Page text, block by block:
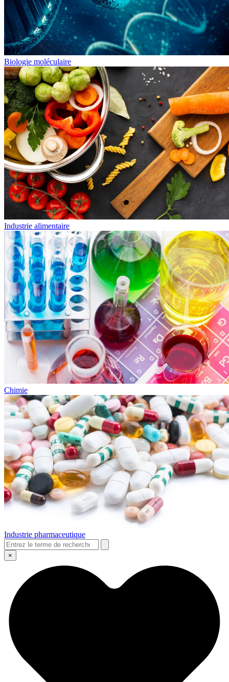
Biologie moléculaire
Industrie alimentaire
Chimie
Industrie pharmaceutique
×